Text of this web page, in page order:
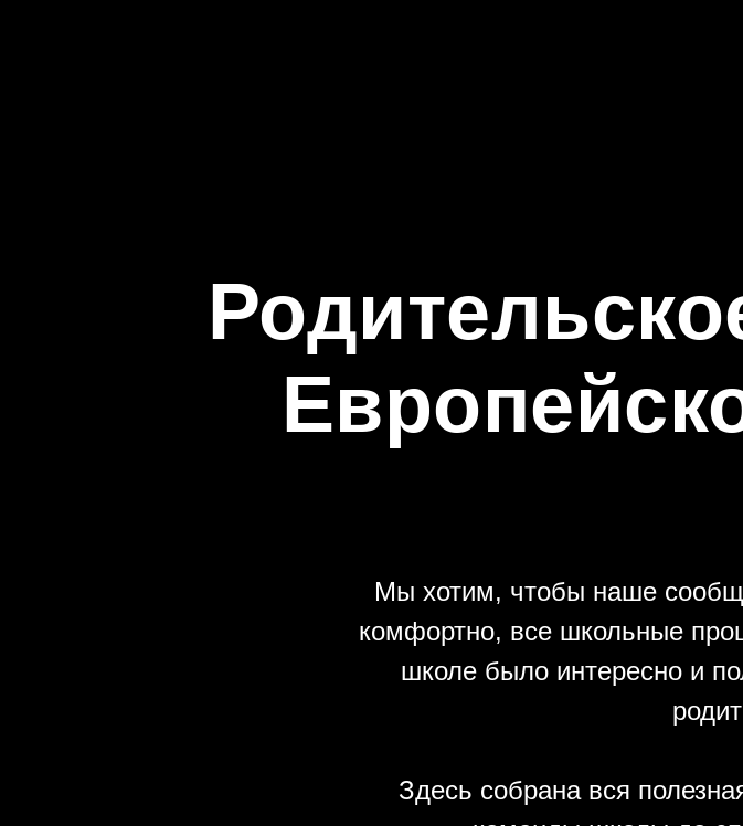
Мы хотим, чтобы наше
комфортно, все школьные
школе было интересно и
Здесь собрана вся